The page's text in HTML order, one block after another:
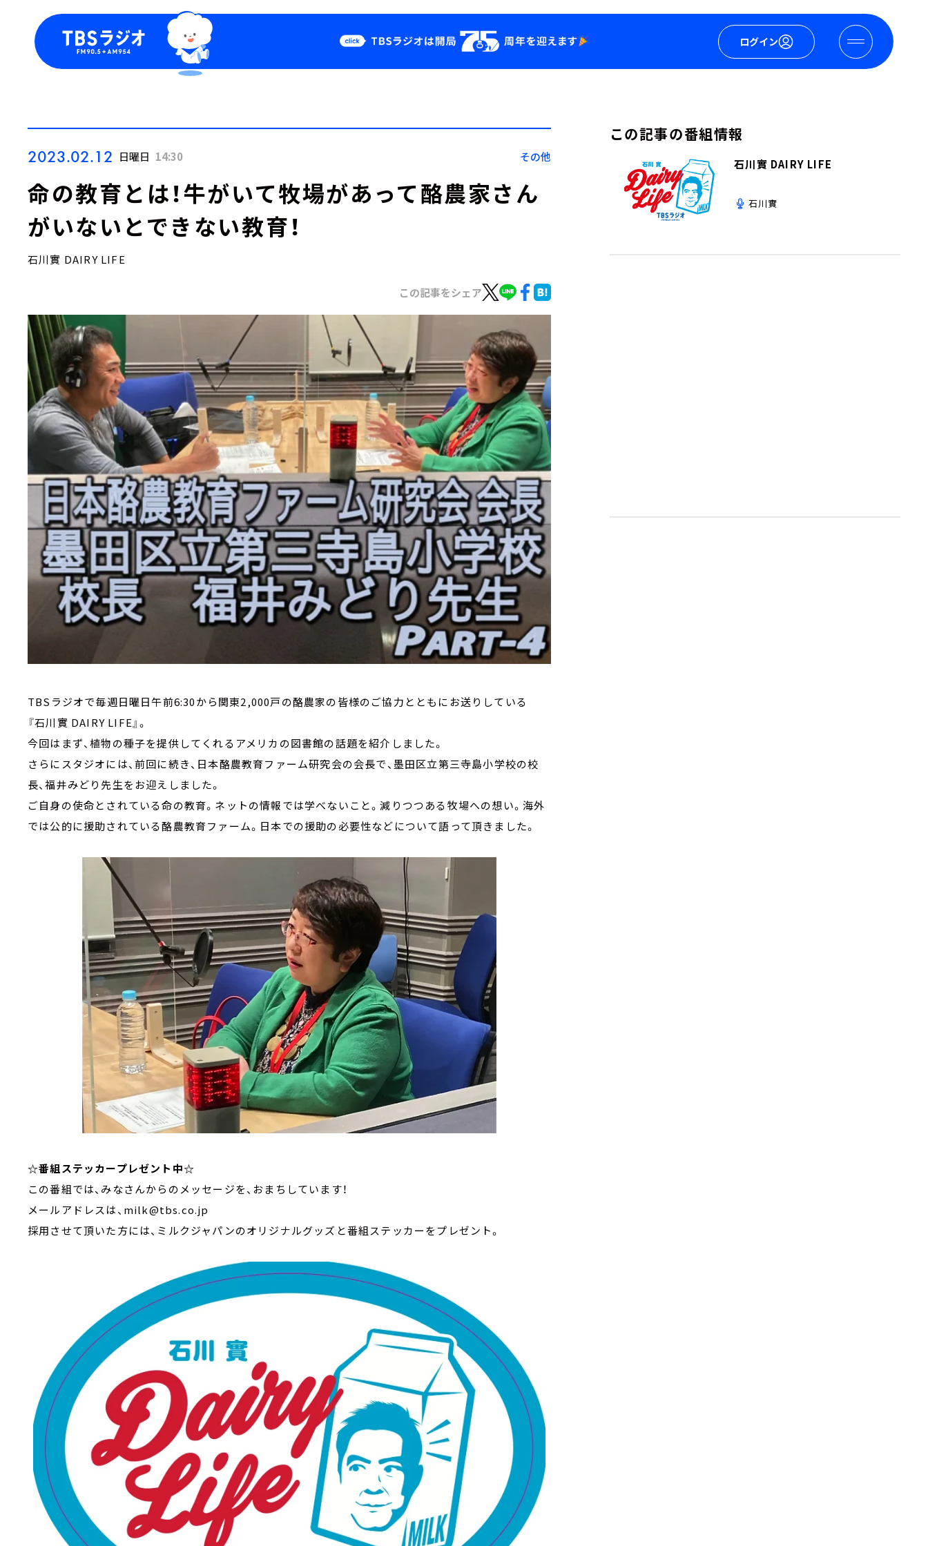
ログイン
Podcast
YouTube
2023.02.12 日曜日 14:30 その他
命の教育とは！牛がいて牧場があって酪農家さん
がいないとできない教育！
石川實 DAIRY LIFE
この記事をシェア
TBSラジオで毎週日曜日午前6:30から関東2,000戸の酪農家の皆様のご協力とともにお送りしている
『石川實 DAIRY LIFE』。
今回はまず、植物の種子を提供してくれるアメリカの図書館の話題を紹介しました。
さらにスタジオには、前回に続き、日本酪農教育ファーム研究会の会長で、墨田区立第三寺島小学校の校
長、福井みどり先生をお迎えしました。
ご自身の使命とされている命の教育。ネットの情報では学べないこと。減りつつある牧場への想い。海外
では公的に援助されている酪農教育ファーム。日本での援助の必要性などについて語って頂きました。
☆番組ステッカープレゼント中☆
この番組では、みなさんからのメッセージを、おまちしています！
メールアドレスは、milk@tbs.co.jp
採用させて頂いた方には、ミルクジャパンのオリジナルグッズと番組ステッカーをプレゼント。
この記事の番組情報
石川實 DAIRY LIFE
石川實